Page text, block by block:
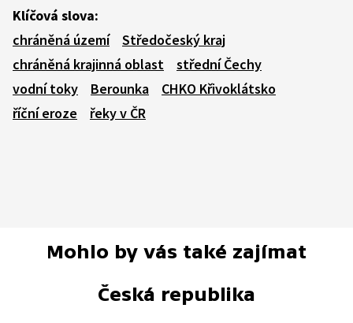
Klíčová slova:
chráněná území
Středočeský kraj
chráněná krajinná oblast
střední Čechy
vodní toky
Berounka
CHKO Křivoklátsko
říční eroze
řeky v ČR
Mohlo by vás také zajímat
Česká republika